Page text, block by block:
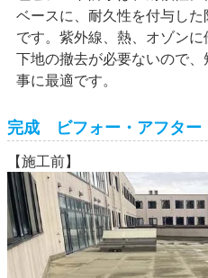
ベースに、耐久性を付与し
です。紫外線、熱、オゾンに
下地の撤去が必要ないので
事に最適です。
完成 ビフォー・アフター
【施工前】